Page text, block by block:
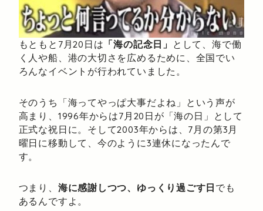
もともと7月20日は 「海の記念日」 として、海で働
く人や船、港の大切さを広めるために、全国でい
ろんなイベントが行われていました。
そのうち「海ってやっぱ大事だよね」という声が
高まり、1996年からは7月20日が「海の日」として
正式な祝日に。そして2003年からは、7月の第3月
曜日に移動して、今のように3連休になったんで
す。
つまり、 海に感謝しつつ、ゆっくり過ごす日 でも
あるんですよ。